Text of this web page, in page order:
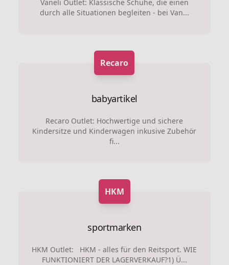
Vaneli Outlet: Klassische Schuhe, die einen
durch alle Situationen begleiten - bei Van...
Recaro
babyartikel
Recaro Outlet: Hochwertige und sichere
Kindersitze und Kinderwagen inkusive Zubehör
fi...
HKM
sportmarken
HKM Outlet: HKM - alles für den Reitsport. WIE
FUNKTIONIERT DER LAGERVERKAUF?1) Ü...